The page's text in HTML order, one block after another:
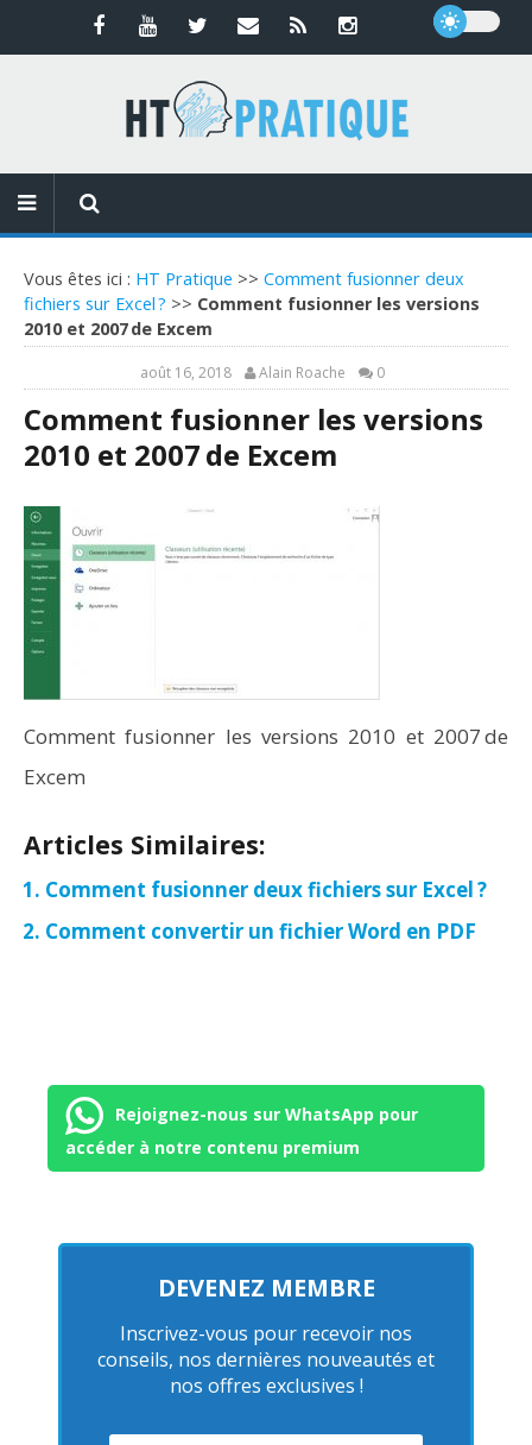
Vous êtes ici : HT Pratique >> Comment fusionner deux
fichiers sur Excel ? >> Comment fusionner les versions
2010 et 2007 de Excem
août 16, 2018 Alain Roache 0
Comment fusionner les versions
2010 et 2007 de Excem
Comment fusionner les versions 2010 et 2007 de
Excem
Articles Similaires:
Comment fusionner deux fichiers sur Excel ?
Comment convertir un fichier Word en PDF
Rejoignez-nous sur WhatsApp pour
accéder à notre contenu premium
DEVENEZ MEMBRE
Inscrivez-vous pour recevoir nos
conseils, nos dernières nouveautés et
nos offres exclusives !